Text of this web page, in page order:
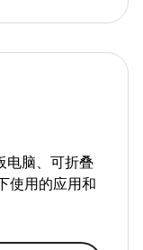
电脑、可折叠
使用的应用和